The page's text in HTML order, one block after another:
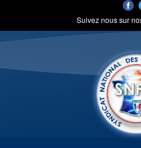
Suivez nous sur